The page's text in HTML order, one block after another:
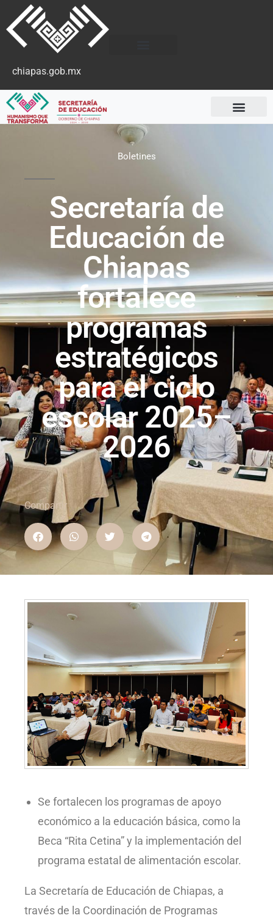
chiapas.gob.mx
Boletines
Secretaría de
Educación de
Chiapas
fortalece
programas
estratégicos
para el ciclo
escolar 2025–
2026
Compartir
Se fortalecen los programas de apoyo
económico a la educación básica, como la
Beca “Rita Cetina” y la implementación del
programa estatal de alimentación escolar.
La Secretaría de Educación de Chiapas, a
través de la Coordinación de Programas